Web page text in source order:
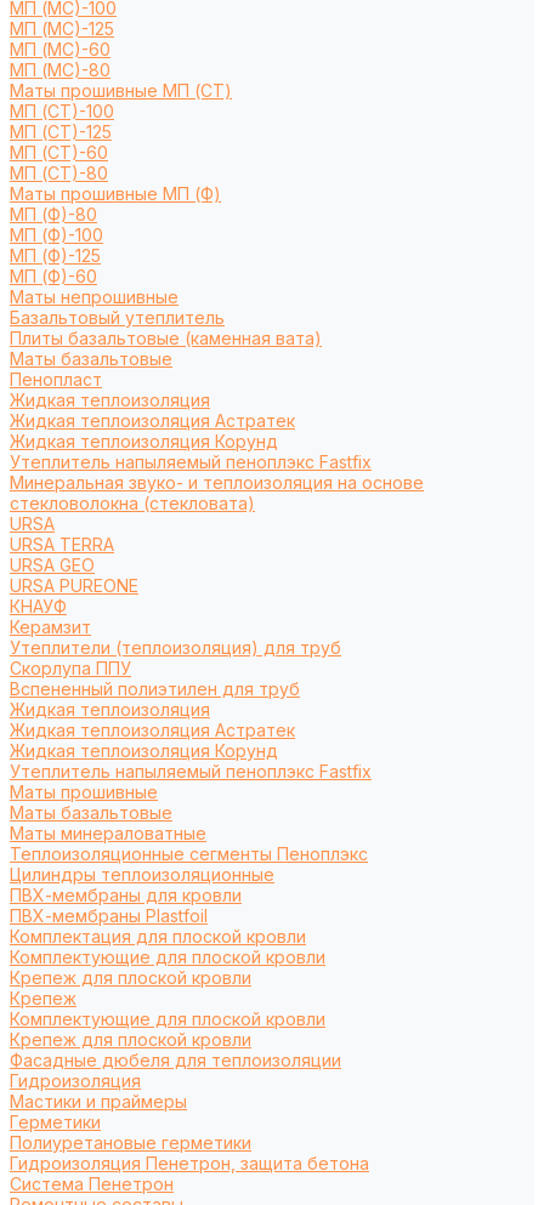
МП (МС)-100
МП (МС)-125
МП (МС)-60
МП (МС)-80
Маты прошивные МП (СТ)
МП (СТ)-100
МП (СТ)-125
МП (СТ)-60
МП (СТ)-80
Маты прошивные МП (Ф)
МП (Ф)-80
МП (Ф)-100
МП (Ф)-125
МП (Ф)-60
Маты непрошивные
Базальтовый утеплитель
Плиты базальтовые (каменная вата)
Маты базальтовые
Пенопласт
Жидкая теплоизоляция
Жидкая теплоизоляция Астратек
Жидкая теплоизоляция Корунд
Утеплитель напыляемый пеноплэкс Fastfix
Минеральная звуко- и теплоизоляция на основе
стекловолокна (стекловата)
URSA
URSA TERRA
URSA GEO
URSA PUREONE
КНАУФ
Керамзит
Утеплители (теплоизоляция) для труб
Cкорлупа ППУ
Вспененный полиэтилен для труб
Жидкая теплоизоляция
Жидкая теплоизоляция Астратек
Жидкая теплоизоляция Корунд
Утеплитель напыляемый пеноплэкс Fastfix
Маты прошивные
Маты базальтовые
Маты минераловатные
Теплоизоляционные сегменты Пеноплэкс
Цилиндры теплоизоляционные
ПВХ-мембраны для кровли
ПВХ-мембраны Plastfoil
Комплектация для плоской кровли
Комплектующие для плоской кровли
Крепеж для плоской кровли
Крепеж
Комплектующие для плоской кровли
Крепеж для плоской кровли
Фасадные дюбеля для теплоизоляции
Гидроизоляция
Мастики и праймеры
Герметики
Полиуретановые герметики
Гидроизоляция Пенетрон, защита бетона
Система Пенетрон